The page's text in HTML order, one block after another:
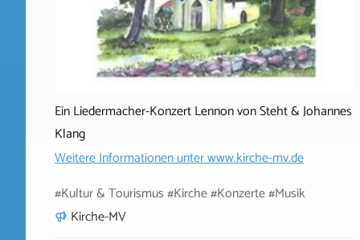
Ein Liedermacher-Konzert Lennon von Steht & Johannes
Klang
Weitere Informationen unterwww.kirche-mv.de
#Kultur & Tourismus #Kirche #Konzerte #Musik
Kirche-MV